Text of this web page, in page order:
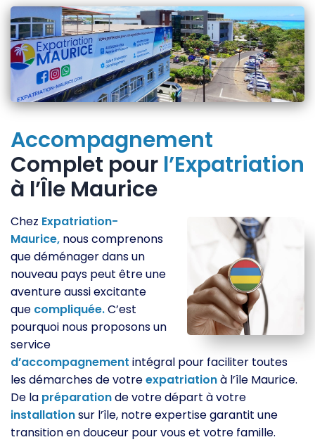
Accompagnement
Complet pour l’Expatriation
à l’Île Maurice
Chez Expatriation-
Maurice, nous comprenons
que déménager dans un
nouveau pays peut être une
aventure aussi excitante
que compliquée.C’est
pourquoi nous proposons un
service
d’accompagnement intégral pour faciliter toutes
les démarches de votreexpatriationà l’île Maurice.
De la préparationde votre départ à votre
installationsur l’île, notre expertise garantit une
transition en douceur pour vous et votre famille.